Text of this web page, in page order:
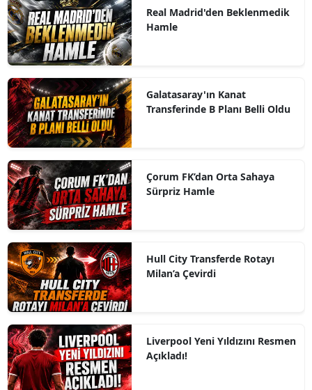
Real Madrid'den Beklenmedik
Hamle
Galatasaray'ın Kanat
Transferinde B Planı Belli Oldu
Çorum FK’dan Orta Sahaya
Sürpriz Hamle
Hull City Transferde Rotayı
Milan’a Çevirdi
Liverpool Yeni Yıldızını Resmen
Açıkladı!